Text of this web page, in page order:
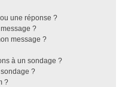
une réponse ?
?
message ?
à un sondage ?
?
?